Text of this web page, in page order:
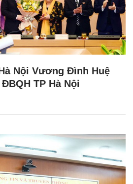
Nội Vương Đình Huệ
TP Hà Nội